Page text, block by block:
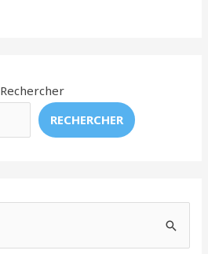
Rechercher
RECHERCHER